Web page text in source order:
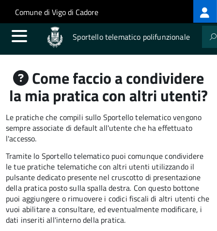
Salta al contenuto principale
Skip to site navigation
Comune di Vigo di Cadore
Sportello telematico polifunzionale
Come faccio a condividere
la mia pratica con altri utenti?
Le pratiche che compili sullo Sportello telematico vengono
sempre associate di default all'utente che ha effettuato
l'accesso.
Tramite lo Sportello telematico puoi comunque condividere
le tue pratiche telematiche con altri utenti utilizzando il
pulsante dedicato presente nel cruscotto di presentazione
della pratica posto sulla spalla destra. Con questo bottone
puoi aggiungere o rimuovere i codici fiscali di altri utenti che
vuoi abilitare a consultare, ed eventualmente modificare, i
dati inseriti all'interno della pratica.